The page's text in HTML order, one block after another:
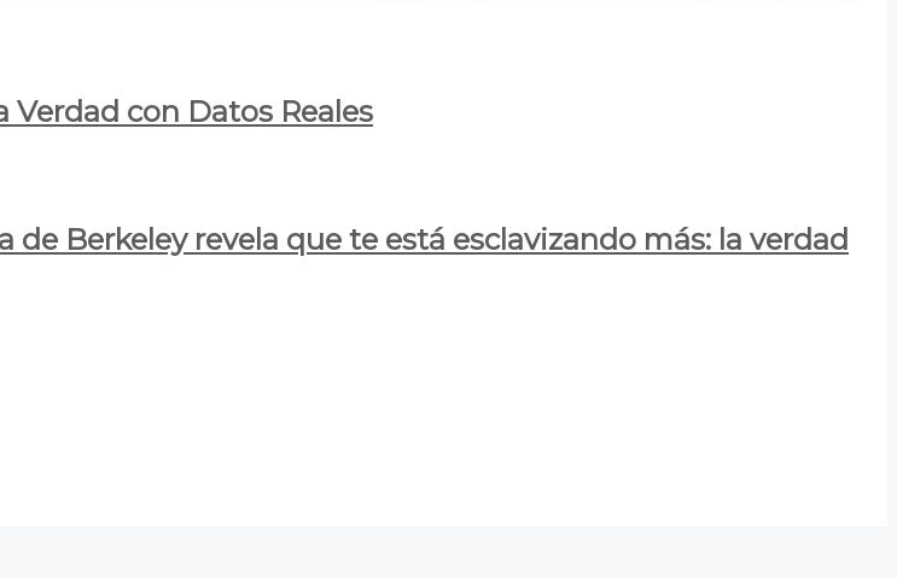
Verdad con Datos Reales
Berkeley revela que te está esclavizando más: la verdad